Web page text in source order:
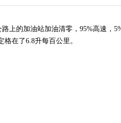
上的加油站加油清零，95%高速，
在了6.8升每百公里。